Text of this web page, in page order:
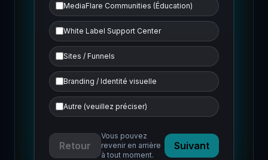
MediaFlare Communities (Éducation)
White Label Support Center
Sites / Funnels
Branding / Identité visuelle
Autre (veuillez préciser)
Retour
Vous pouvez
revenir en arrière
à tout moment.
Suivant